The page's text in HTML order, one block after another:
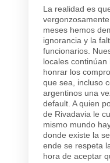
La realidad es
meses hemos
ignorancia y la
funcionarios.
locales
honrar los
que sea, incluso
argentinos una
default. A quien
de Rivadavia le
mismo mundo
donde existe la
ende se respeta
hora de aceptar